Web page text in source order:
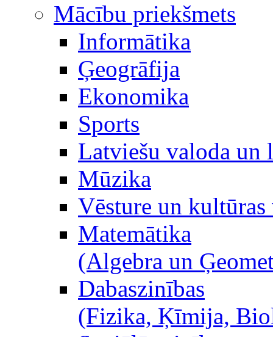
Mācību priekšmets
Informātika
Ģeogrāfija
Ekonomika
Sports
Latviešu valoda un
Mūzika
Vēsture un kultūras
Matemātika
(Algebra un
Dabaszinības
(Fizika, Ķīmija,